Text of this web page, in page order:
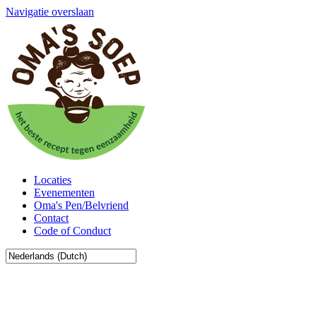
Navigatie overslaan
Locaties
Evenementen
Oma's Pen/Belvriend
Contact
Code of Conduct